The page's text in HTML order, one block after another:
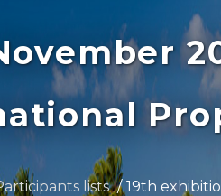
lists 19th